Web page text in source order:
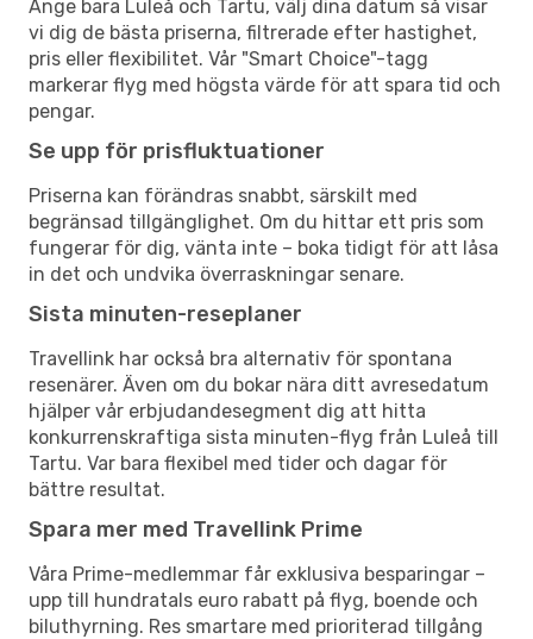
Ange bara Luleå och Tartu, välj dina datum så visar
vi dig de bästa priserna, filtrerade efter hastighet,
pris eller flexibilitet. Vår "Smart Choice"-tagg
markerar flyg med högsta värde för att spara tid och
pengar.
Se upp för prisfluktuationer
Priserna kan förändras snabbt, särskilt med
begränsad tillgänglighet. Om du hittar ett pris som
fungerar för dig, vänta inte – boka tidigt för att låsa
in det och undvika överraskningar senare.
Sista minuten-reseplaner
Travellink har också bra alternativ för spontana
resenärer. Även om du bokar nära ditt avresedatum
hjälper vår erbjudandesegment dig att hitta
konkurrenskraftiga sista minuten-flyg från Luleå till
Tartu. Var bara flexibel med tider och dagar för
bättre resultat.
Spara mer med Travellink Prime
Våra Prime-medlemmar får exklusiva besparingar –
upp till hundratals euro rabatt på flyg, boende och
biluthyrning. Res smartare med prioriterad tillgång